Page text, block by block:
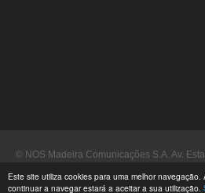
Este site utiliza cookies para uma melhor navegação.
continuar a navegar estará a aceitar a sua utilização.
© NOS Madeira Comunicações S.A. Av.
090 Funchal
Assistência a Clientes: 16 130 ·